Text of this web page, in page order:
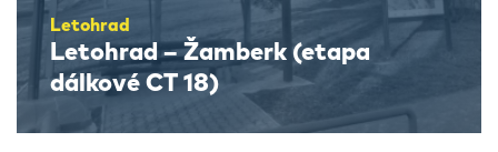
Letohrad
Letohrad – Žamberk (etapa
dálkové CT 18)